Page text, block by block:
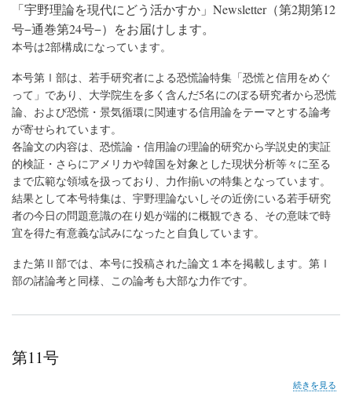
「宇野理論を現代にどう活かすか」Newsletter（第2期第12
号−通巻第24号−）をお届けします。
本号は2部構成になっています。
本号第Ⅰ部は、若手研究者による恐慌論特集「恐慌と信用をめぐ
って」であり、大学院生を多く含んだ5名にのぼる研究者から恐慌
論、および恐慌・景気循環に関連する信用論をテーマとする論考
が寄せられています。
各論文の内容は、恐慌論・信用論の理論的研究から学説史的実証
的検証・さらにアメリカや韓国を対象とした現状分析等々に至る
まで広範な領域を扱っており、力作揃いの特集となっています。
結果として本号特集は、宇野理論ないしその近傍にいる若手研究
者の今日の問題意識の在り処が端的に概観できる、その意味で時
宜を得た有意義な試みになったと自負しています。
また第Ⅱ部では、本号に投稿された論文１本を掲載します。第Ⅰ
部の諸論考と同様、この論考も大部な力作です。
第11号
第
続きを見る